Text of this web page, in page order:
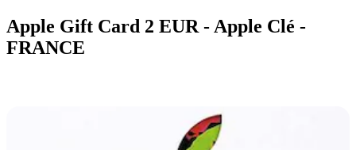
Apple Gift Card 2 EUR - Apple Clé -
FRANCE